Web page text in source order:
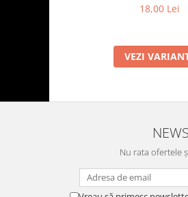
18,00 Lei
VEZI
Nu rata ofertele